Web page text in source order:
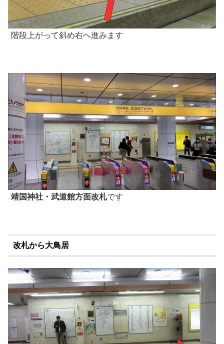
階段上がって斜め右へ進みます
靖国神社・武道館方面改札です
改札から大鳥居